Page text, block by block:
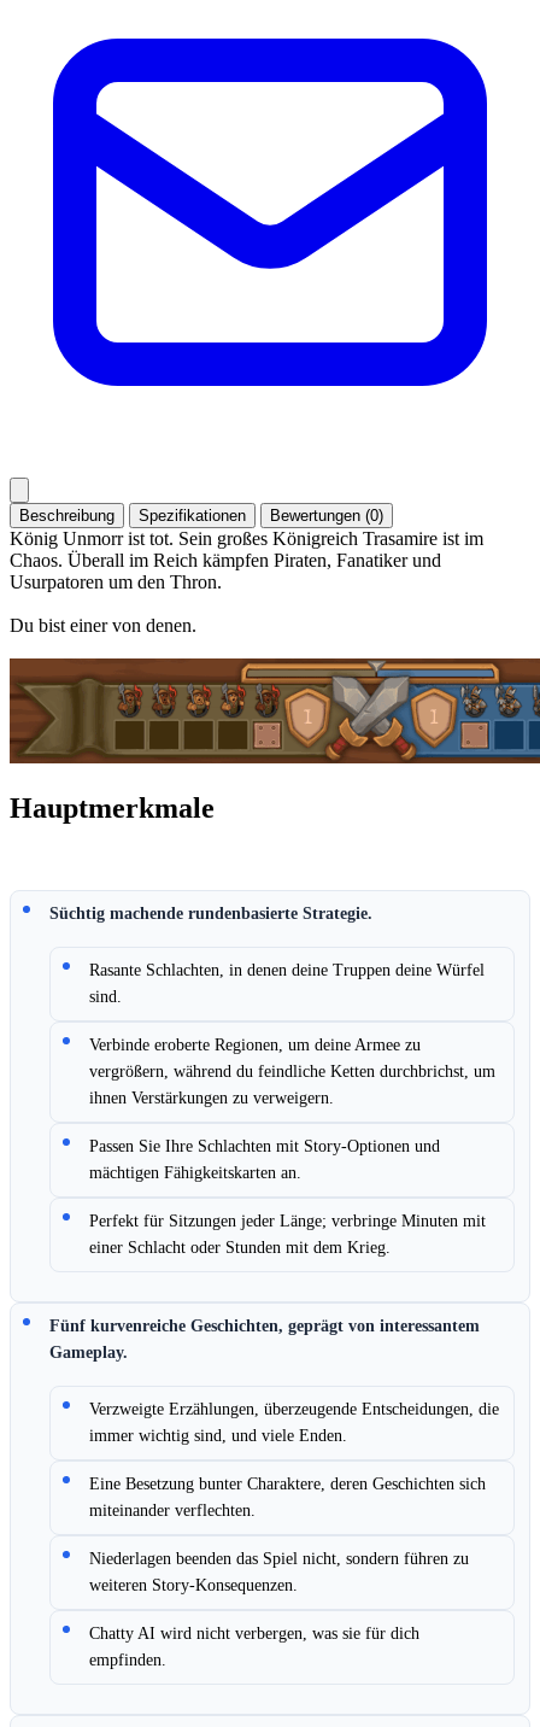
Beschreibung Spezifikationen Bewertungen (0)
König Unmorr ist tot. Sein großes Königreich Trasamire ist im
Chaos. Überall im Reich kämpfen Piraten, Fanatiker und
Usurpatoren um den Thron.
Du bist einer von denen.
Hauptmerkmale
Süchtig machende rundenbasierte Strategie.
Rasante Schlachten, in denen deine Truppen deine Würfel
sind.
Verbinde eroberte Regionen, um deine Armee zu
vergrößern, während du feindliche Ketten durchbrichst, um
ihnen Verstärkungen zu verweigern.
Passen Sie Ihre Schlachten mit Story-Optionen und
mächtigen Fähigkeitskarten an.
Perfekt für Sitzungen jeder Länge; verbringe Minuten mit
einer Schlacht oder Stunden mit dem Krieg.
Fünf kurvenreiche Geschichten, geprägt von interessantem
Gameplay.
Verzweigte Erzählungen, überzeugende Entscheidungen, die
immer wichtig sind, und viele Enden.
Eine Besetzung bunter Charaktere, deren Geschichten sich
miteinander verflechten.
Niederlagen beenden das Spiel nicht, sondern führen zu
weiteren Story-Konsequenzen.
Chatty AI wird nicht verbergen, was sie für dich
empfinden.